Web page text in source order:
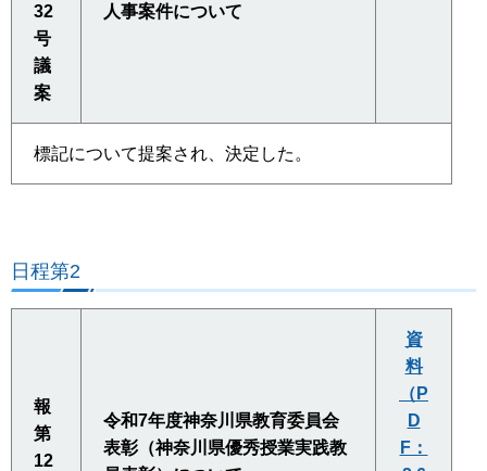
32
号
議
案
人事案件について
標記について提案され、決定した。
日程第2
報
第
12
令和7年度神奈川県教育委員会
表彰（神奈川県優秀授業実践教
資
料
（P
D
F：